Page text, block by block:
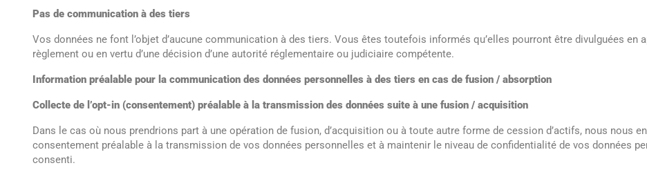
Pas de communication à des tiers
Vos données ne font l’objet d’aucune communication à des tiers. Vous êtes toutefois informés qu’elles pourront être divulguées en
règlement ou en vertu d’une décision d’une autorité réglementaire ou judiciaire compétente.
Information préalable pour la communication des données personnelles à des tiers en cas de fusion / absorption
Collecte de l’opt-in (consentement) préalable à la transmission des données suite à une fusion / acquisition
Dans le cas où nous prendrions part à une opération de fusion, d’acquisition ou à toute autre forme de cession d’actifs, nous nous
consentement préalable à la transmission de vos données personnelles et à maintenir le niveau de confidentialité de vos données
consenti.